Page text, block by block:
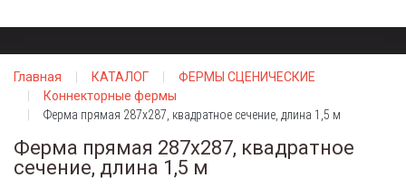
Главная КАТАЛОГ
ФЕРМЫ СЦЕНИЧЕСКИЕ
Коннекторные фермы
Ферма прямая 287х287, квадратное сечение, длина 1,5 м
Ферма прямая 287х287, квадратное
сечение, длина 1,5 м